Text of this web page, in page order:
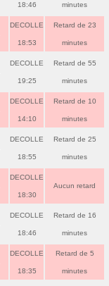
18:46 minutes
DECOLLE
18:53
Retard de 23
minutes
DECOLLE
19:25
Retard de 55
minutes
DECOLLE
14:10
Retard de 10
minutes
DECOLLE
18:55
Retard de 25
minutes
DECOLLE
18:30
Aucun retard
DECOLLE
18:46
Retard de 16
minutes
DECOLLE
18:35
Retard de 5
minutes